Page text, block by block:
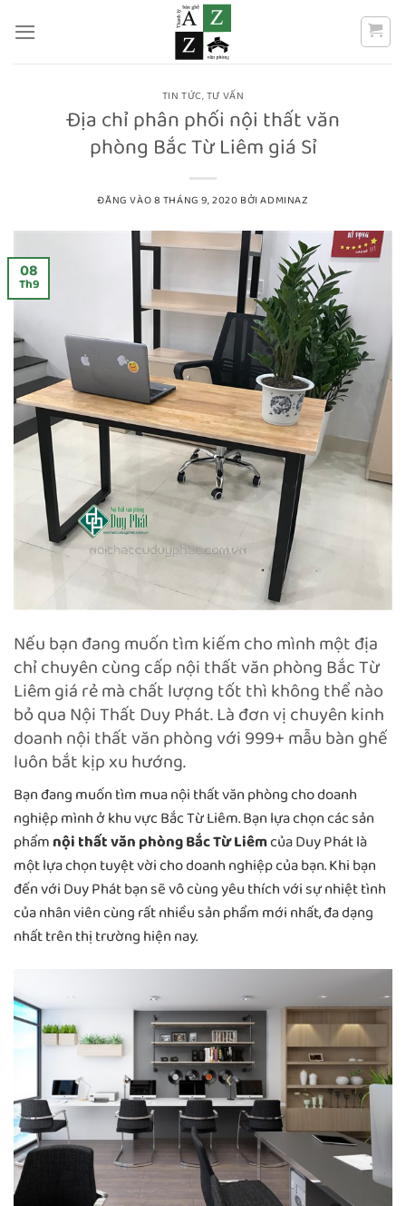
qua
TIN TỨC,TƯ VẤN
Địa chỉ phân phối nội thất văn
phòng Bắc Từ Liêm giá Sỉ
ĐĂNG VÀO8 THÁNG 9, 2020 BỞIADMINAZ
08
Th9
Nếu bạn đang muốn tìm kiếm cho mình một địa
chỉ chuyên cùng cấp nội thất văn phòng Bắc Từ
Liêm giá rẻ mà chất lượng tốt thì không thể nào
bỏ qua Nội Thất Duy Phát. Là đơn vị chuyên kinh
doanh nội thất văn phòng với 999+ mẫu bàn ghế
luôn bắt kịp xu hướng.
Bạn đang muốn tìm mua nội thất văn phòng cho doanh
nghiệp mình ở khu vực Bắc Từ Liêm. Bạn lựa chọn các sản
phẩmnội thất văn phòng Bắc Từ Liêmcủa Duy Phát là
một lựa chọn tuyệt vời cho doanh nghiệp của bạn. Khi bạn
đến với Duy Phát bạn sẽ vô cùng yêu thích với sự nhiệt tình
của nhân viên cùng rất nhiều sản phẩm mới nhất, đa dạng
nhất trên thị trường hiện nay.